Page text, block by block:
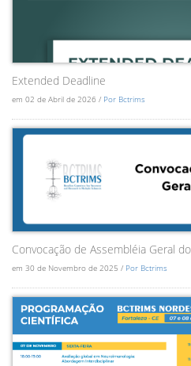
Extended Deadline
em 02 de Abril de 2026 / Por Bctrims
Convocação de Assembléia Geral
em 30 de Novembro de 2025 / Por Bctrims